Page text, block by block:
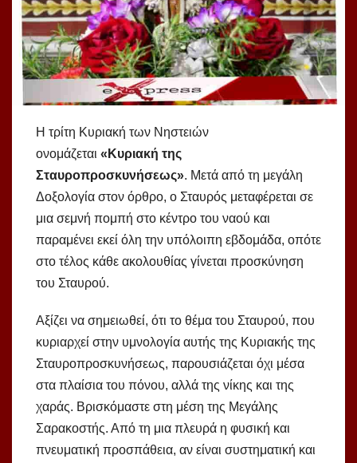
Η τρίτη Κυριακή των Νηστειών
ονομάζεται «Κυριακή της
Σταυροπροσκυνήσεως». Μετά από τη μεγάλη
Δοξολογία στον όρθρο, ο Σταυρός μεταφέρεται σε
μια σεμνή πομπή στο κέντρο του ναού και
παραμένει εκεί όλη την υπόλοιπη εβδομάδα, οπότε
στο τέλος κάθε ακολουθίας γίνεται προσκύνηση
του Σταυρού.
Αξίζει να σημειωθεί, ότι το θέμα του Σταυρού, που
κυριαρχεί στην υμνολογία αυτής της Κυριακής της
Σταυροπροσκυνήσεως, παρουσιάζεται όχι μέσα
στα πλαίσια του πόνου, αλλά της νίκης και της
χαράς. Βρισκόμαστε στη μέση της Μεγάλης
Σαρακοστής. Από τη μια πλευρά η φυσική και
πνευματική προσπάθεια, αν είναι συστηματική και